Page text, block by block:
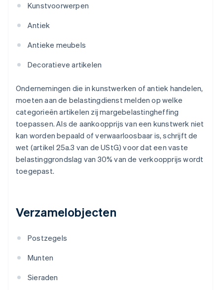
Kunstvoorwerpen
Antiek
Antieke meubels
Decoratieve artikelen
Ondernemingen die in kunstwerken of antiek handelen,
moeten aan de belastingdienst melden op welke
categorieën artikelen zij margebelastingheffing
toepassen. Als de aankoopprijs van een kunstwerk niet
kan worden bepaald of verwaarloosbaar is, schrijft de
wet (artikel 25a.3 van de UStG) voor dat een vaste
belastinggrondslag van 30% van de verkoopprijs wordt
toegepast.
Verzamelobjecten
Postzegels
Munten
Sieraden